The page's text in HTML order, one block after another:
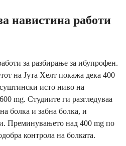
навистина работи
за разбирање за ибупрофен.
на Јута Хелт покажа дека 400
исто ниво на
mg. Студиите ги разгледуваа
болка и забна болка, и
Преминувањето над 400 mg по
контрола на болката.